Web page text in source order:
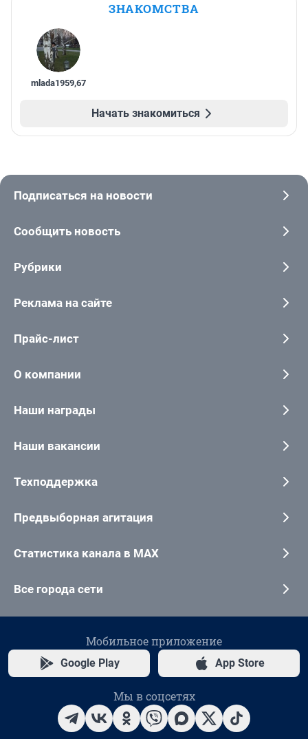
ЗНАКОМСТВА
mlada1959,67
Начать знакомиться
Подписаться на новости
Сообщить новость
Рубрики
Реклама на сайте
Прайс-лист
О компании
Наши награды
Наши вакансии
Техподдержка
Предвыборная агитация
Статистика канала в MAX
Все города сети
Мобильное приложение
Google Play App Store
Мы в соцсетях